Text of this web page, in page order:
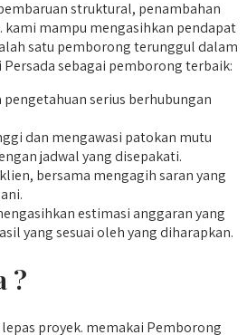
struktural, penambahan
mampu mengasihkan pendapat
satu pemborong terunggul dalam
sebagai pemborong terbaik:
serius berhubungan
dan mengawasi patokan mutu
jadwal yang disepakati.
bersama mengagih saran yang
estimasi anggaran yang
yang sesuai oleh yang diharapkan.
?
proyek. memakai Pemborong